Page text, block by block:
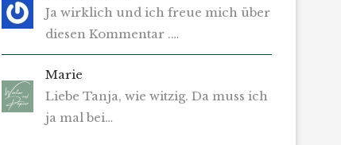
Ja wirklich und ich freue mich über
diesen Kommentar .…
Marie
Liebe Tanja, wie witzig. Da muss ich
ja mal bei…